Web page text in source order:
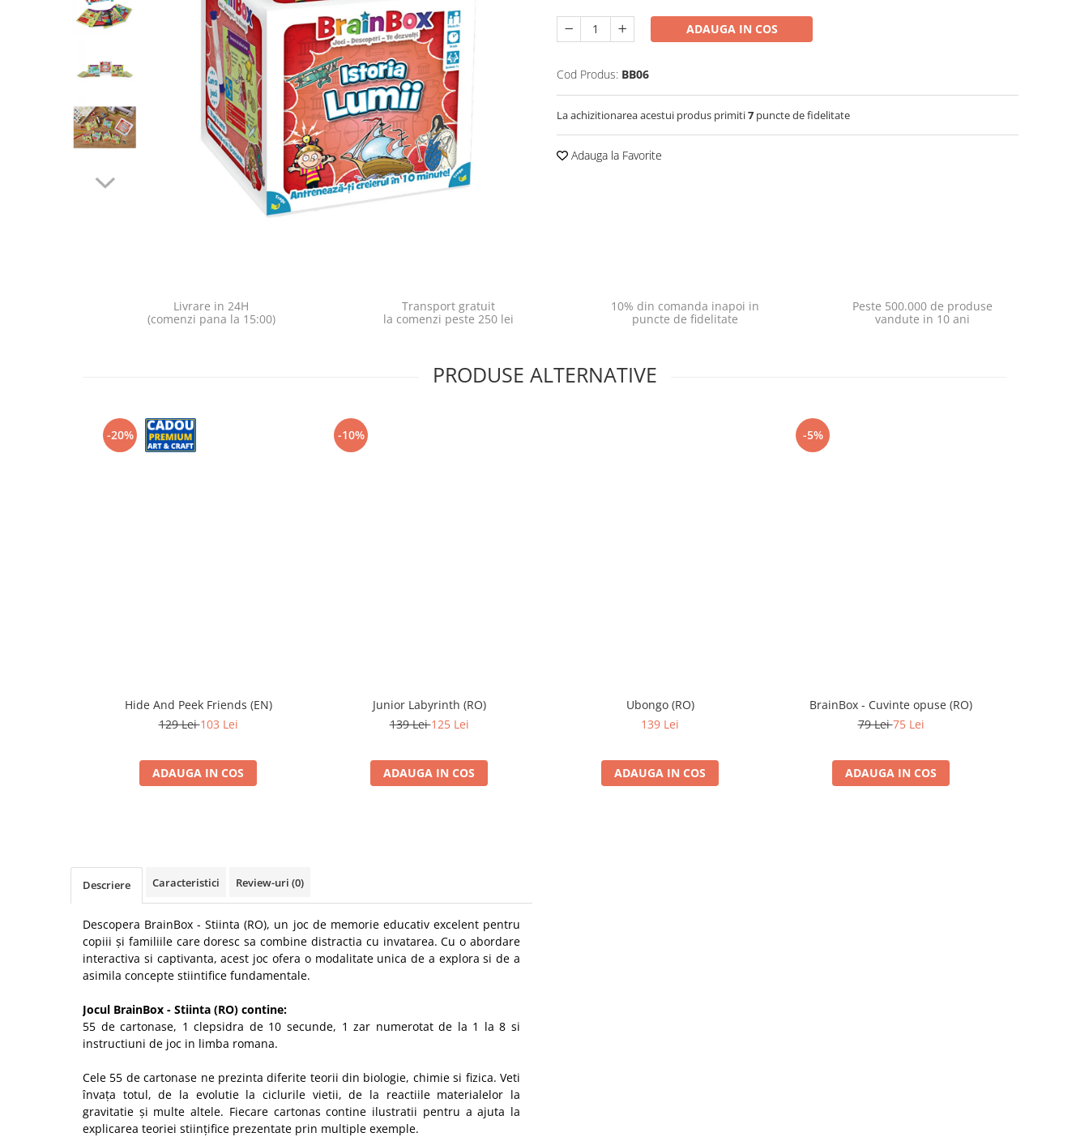
Jocuri pentru o persoana
Jocuri pentru 2 persoane
Vezi toate produsele STEM
ADAUGA IN COS
Cod Produs: BB06
La achizitionarea acestui produs primiti7 puncte de fidelitate
Adauga la Favorite
Livrare in 24H
(comenzi pana la 15:00)
Transport gratuit
la comenzi peste 250 lei
10% din comanda inapoi in
puncte de fidelitate
Peste 500.000 de produse
vandute in 10 ani
PRODUSE ALTERNATIVE
-20%
Hide And Peek Friends (EN)
129 Lei103 Lei
ADAUGA IN COS
-10%
Junior Labyrinth (RO)
139 Lei125 Lei
ADAUGA IN COS
Ubongo (RO)
139 Lei
ADAUGA IN COS
-5%
BrainBox - Cuvinte opuse (RO)
79 Lei75 Lei
ADAUGA IN COS
Descriere Caracteristici Review-uri (0)
Descopera BrainBox - Stiinta (RO), un joc de memorie educativ excelent pentru
copiii și familiile care doresc sa combine distractia cu invatarea. Cu o abordare
interactiva si captivanta, acest joc ofera o modalitate unica de a explora si de a
asimila concepte stiintifice fundamentale.
Jocul BrainBox - Stiinta (RO) contine:
55 de cartonase, 1 clepsidra de 10 secunde, 1 zar numerotat de la 1 la 8 si
instructiuni de joc in limba romana.
Cele 55 de cartonase ne prezinta diferite teorii din biologie, chimie si fizica. Veti
învața totul, de la evolutie la ciclurile vietii, de la reactiile materialelor la
gravitatie și multe altele. Fiecare cartonas contine ilustratii pentru a ajuta la
explicarea teoriei stiințifice prezentate prin multiple exemple.